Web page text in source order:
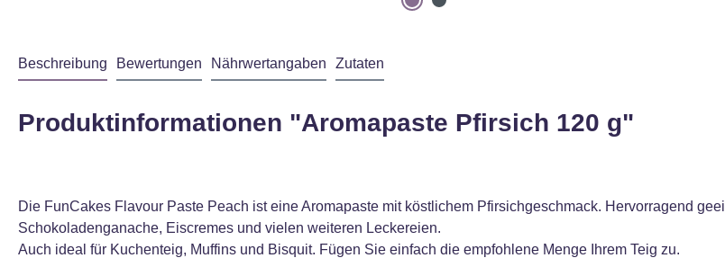
Beschreibung Bewertungen Nährwertangaben Zutaten
Produktinformationen "Aromapaste Pfirsich 120 g"
Die FunCakes Flavour Paste Peach ist eine Aromapaste mit köstlichem Pfirsichgeschmack. Hervorragend
Schokoladenganache, Eiscremes und vielen weiteren Leckereien.
Auch ideal für Kuchenteig, Muffins und Bisquit. Fügen Sie einfach die empfohlene Menge Ihrem Teig zu.